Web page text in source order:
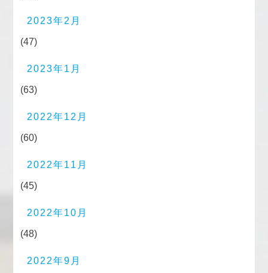
2023年2月
(47)
2023年1月
(63)
2022年12月
(60)
2022年11月
(45)
2022年10月
(48)
2022年9月